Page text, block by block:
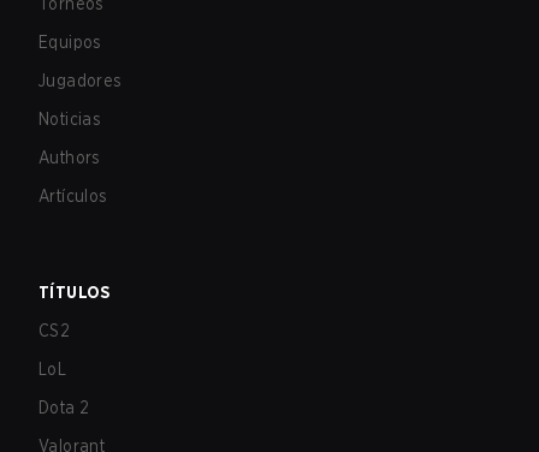
Equipos
Jugadores
Noticias
Authors
Artículos
TÍTULOS
CS2
LoL
Dota 2
Valorant